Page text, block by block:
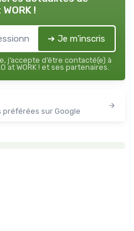
!
➔ Je m'inscris
j’accepte d’être contacté(e) à
at WORK ! et ses partenaires.
sur Google